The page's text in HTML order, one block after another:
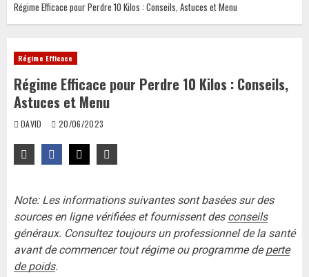
Régime Efficace pour Perdre 10 Kilos : Conseils, Astuces et Menu
Régime Efficace
Régime Efficace pour Perdre 10 Kilos : Conseils,
Astuces et Menu
DAVID 20/06/2023
Note: Les informations suivantes sont basées sur des
sources en ligne vérifiées et fournissent des conseils
généraux. Consultez toujours un professionnel de la santé
avant de commencer tout régime ou programme deperte
de poids.